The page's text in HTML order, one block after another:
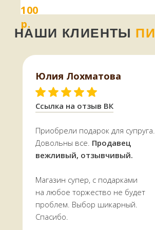
Вес — 250 грамм.
100
р.
Приобрели подарок для супруга.
Довольны все. Продавец
вежливый, отзывчивый.
Магазин супер, с подарками
на любое торжество не будет
проблем. Выбор шикарный.
Спасибо.
Ссылка на отзыв ВК
Юлия Лохматова
в магазине в
Доставляем заказы по всей области.
По Мурманску от 5000 р. —БЕСПЛАТНО